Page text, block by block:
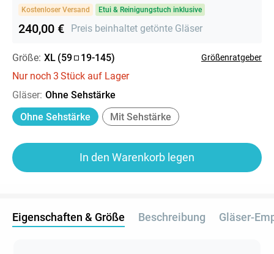
Kostenloser Versand Etui & Reinigungstuch inklusive
240,00 € Preis beinhaltet getönte Gläser
Größe: XL (59 19-145) Größenratgeber
Nur noch 3 Stück auf Lager
Gläser: Ohne Sehstärke
Ohne Sehstärke
Mit Sehstärke
In den Warenkorb legen
Eigenschaften & Größe Beschreibung Gläser-